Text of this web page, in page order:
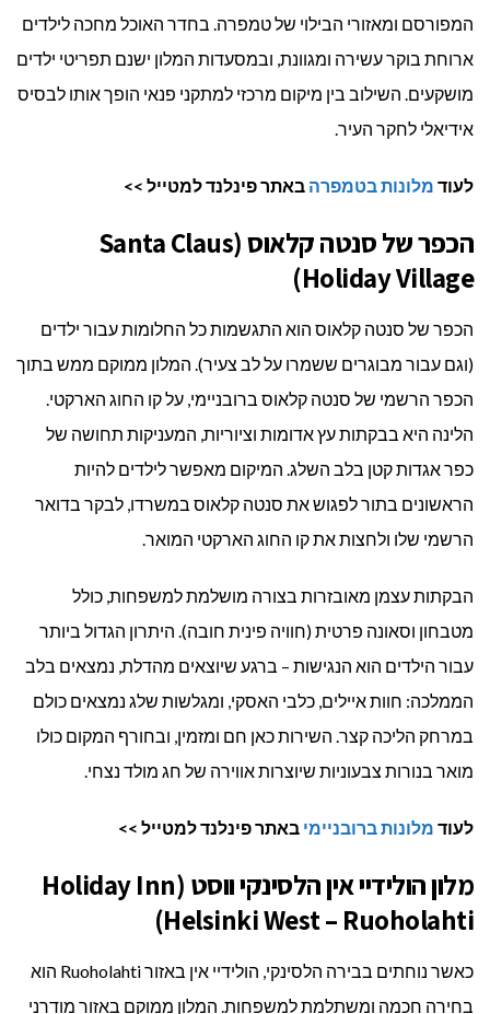
המפורסם ומאזורי הבילוי של טמפרה. בחדר האוכל מחכה לילדים
ארוחת בוקר עשירה ומגוונת, ובמסעדות המלון ישנם תפריטי ילדים
מושקעים. השילוב בין מיקום מרכזי למתקני פנאי הופך אותו לבסיס
אידיאלי לחקר העיר.
לעוד מלונות בטמפרה באתר פינלנד למטייל >>
הכפר של סנטה קלאוס (Santa Claus
Holiday Village)
הכפר של סנטה קלאוס הוא התגשמות כל החלומות עבור ילדים
(וגם עבור מבוגרים ששמרו על לב צעיר). המלון ממוקם ממש בתוך
הכפר הרשמי של סנטה קלאוס ברובניימי, על קו החוג הארקטי.
הלינה היא בבקתות עץ אדומות וציוריות, המעניקות תחושה של
כפר אגדות קטן בלב השלג. המיקום מאפשר לילדים להיות
הראשונים בתור לפגוש את סנטה קלאוס במשרדו, לבקר בדואר
הרשמי שלו ולחצות את קו החוג הארקטי המואר.
הבקתות עצמן מאובזרות בצורה מושלמת למשפחות, כולל
מטבחון וסאונה פרטית (חוויה פינית חובה). היתרון הגדול ביותר
עבור הילדים הוא הנגישות – ברגע שיוצאים מהדלת, נמצאים בלב
הממלכה: חוות איילים, כלבי האסקי, ומגלשות שלג נמצאים כולם
במרחק הליכה קצר. השירות כאן חם ומזמין, ובחורף המקום כולו
מואר בנורות צבעוניות שיוצרות אווירה של חג מולד נצחי.
לעוד מלונות ברובניימי באתר פינלנד למטייל >>
מלון הולידיי אין הלסינקי ווסט (Holiday Inn
Helsinki West – Ruoholahti)
כאשר נוחתים בבירה הלסינקי, הולידיי אין באזור Ruoholahti הוא
בחירה חכמה ומשתלמת למשפחות. המלון ממוקם באזור מודרני